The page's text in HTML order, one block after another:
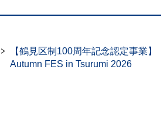
【鶴見区制100周年記念認定事業】
Autumn FES in Tsurumi 2026